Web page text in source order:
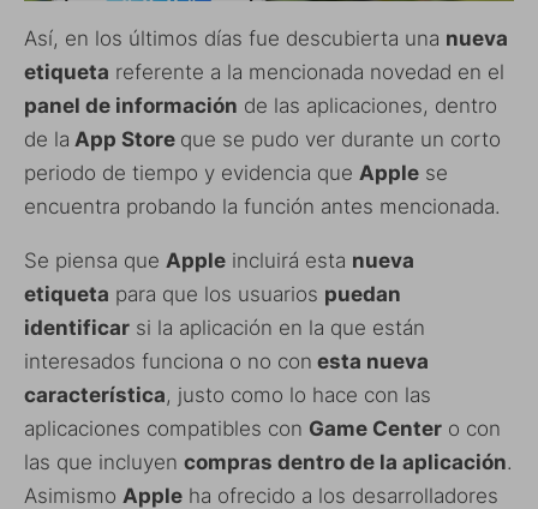
Así, en los últimos días fue descubierta una nueva
etiqueta referente a la mencionada novedad en el
panel de información de las aplicaciones, dentro
de la App Store que se pudo ver durante un corto
periodo de tiempo y evidencia que Apple se
encuentra probando la función antes mencionada.
Se piensa que Apple incluirá esta nueva
etiqueta para que los usuarios puedan
identificar si la aplicación en la que están
interesados funciona o no con esta nueva
característica, justo como lo hace con las
aplicaciones compatibles con Game Center o con
las que incluyen compras dentro de la aplicación.
Asimismo Apple ha ofrecido a los desarrolladores